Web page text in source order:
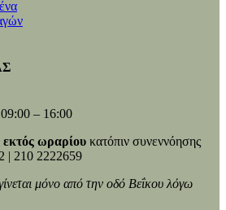
09:00 – 16:00
ωραρίου κατόπιν συνεννόησης
| 210 2222659
μόνο από την οδό Βεΐκου λόγω